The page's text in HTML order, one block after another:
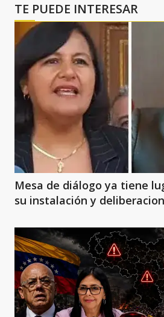
TE PUEDE INTERESAR
Mesa de diálogo ya tiene
su instalación y